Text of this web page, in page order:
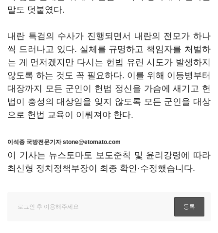
말도 덧붙였다.
내란 특검의 수사가 진행되면서 내란의 전모가 하나
씩 드러나고 있다. 실체를 규명하고 책임자를 처벌하
는 게 먼저겠지만 다시는 헌법 유린 시도가 발생하지
않도록 하는 것도 꼭 필요하다. 이를 위해 이등병부터
대장까지 모든 군인이 헌법 정신을 가슴에 새기고 헌
법이 충성의 대상임을 잊지 않도록 모든 군인을 대상
으로 헌법 교육이 이뤄져야 한다.
이석종 국방전문기자 stone@etomato.com
이 기사는 뉴스토마토 보도준칙 및 윤리강령에 따라
최신형 정치정책부장이 최종 확인·수정했습니다.